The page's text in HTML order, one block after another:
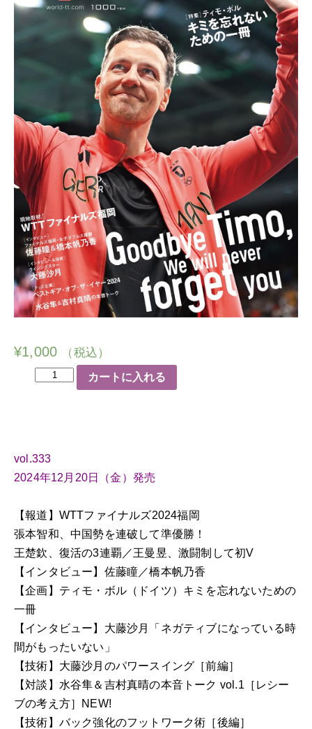
¥1,000 （税込）
号
個
カートに入れる
vol.333
2024年12月20日（金）発売
【報道】WTTファイナルズ2024福岡
張本智和、中国勢を連破して準優勝！
王楚欽、復活の3連覇／王曼昱、激闘制して初V
【インタビュー】佐藤瞳／橋本帆乃香
【企画】ティモ・ボル（ドイツ）キミを忘れないための
一冊
【インタビュー】大藤沙月「ネガティブになっている時
間がもったいない」
【技術】大藤沙月のパワースイング［前編］
【対談】水谷隼＆吉村真晴の本音トーク vol.1［レシー
ブの考え方］NEW!
【技術】バック強化のフットワーク術［後編］